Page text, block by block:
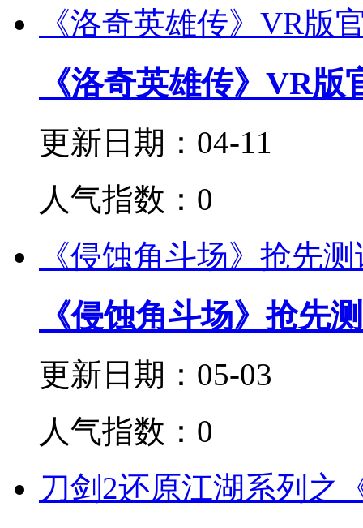
《洛奇英雄传》VR版
《洛奇英雄传》VR
更新日期：04-11
人气指数：0
《侵蚀角斗场》抢先
《侵蚀角斗场》抢先
更新日期：05-03
人气指数：0
刀剑2还原江湖系列之